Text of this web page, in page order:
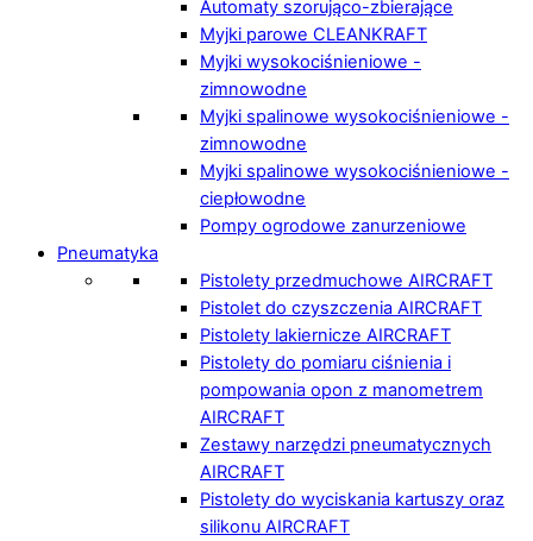
Automaty szorująco-zbierające
Myjki parowe CLEANKRAFT
Myjki wysokociśnieniowe -
zimnowodne
Myjki spalinowe wysokociśnieniowe -
zimnowodne
Myjki spalinowe wysokociśnieniowe -
ciepłowodne
Pompy ogrodowe zanurzeniowe
Pneumatyka
Pistolety przedmuchowe AIRCRAFT
Pistolet do czyszczenia AIRCRAFT
Pistolety lakiernicze AIRCRAFT
Pistolety do pomiaru ciśnienia i
pompowania opon z manometrem
AIRCRAFT
Zestawy narzędzi pneumatycznych
AIRCRAFT
Pistolety do wyciskania kartuszy oraz
silikonu AIRCRAFT